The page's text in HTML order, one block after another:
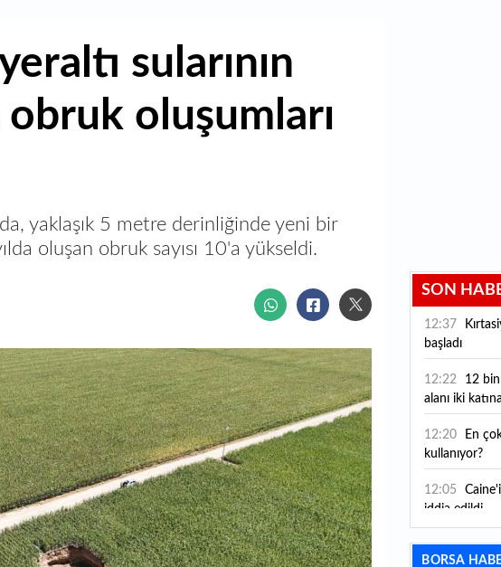
sularının
oluşumları
yaklaşık 5 metre derinliğinde yeni bir
oluşan obruk sayısı 10'a yükseldi.
SON
12:37
başladı
12:22
alanı iki
12:20
kullanıyor?
12:05
Caine'in İran savaşından "çıkış yolu" aradığı
iddia edildi
11:54 "Esnaf ve sanatkara bu yılın ilk yarısında
yaklaşık 75
BORSA